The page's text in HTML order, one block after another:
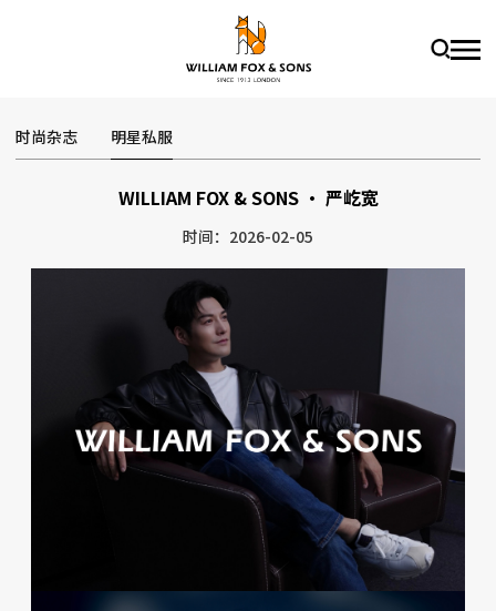
时尚杂志 明星私服
WILLIAM FOX & SONS · 严屹宽
时间：2026-02-05